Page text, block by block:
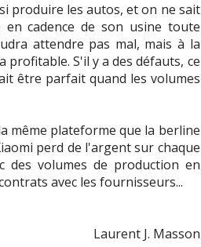
produire les autos, et on ne sait
cadence de son usine toute
attendre pas mal, mais à la
profitable. S'il y a des défauts, ce
être parfait quand les volumes
même plateforme que la berline
perd de l'argent sur chaque
des volumes de production en
avec les fournisseurs...
Laurent J. Masson